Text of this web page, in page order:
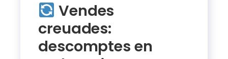
Vendes
creuades:
descomptes en